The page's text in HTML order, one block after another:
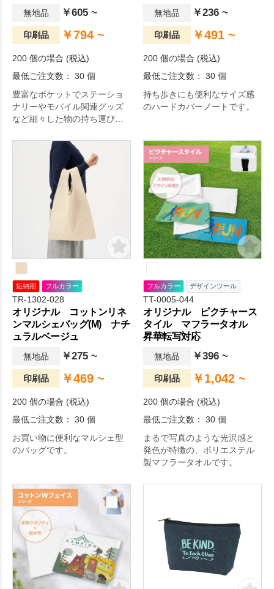
無地品 ￥605 ~
印刷品 ￥794 ~
200 個の場合 (税込)
最低ご注文数： 30 個
豊富なポケットでステーショ
ナリーやモバイル関連グッズ
など細々した物の持ち運びに
です。
無地品 ￥236 ~
印刷品 ￥491 ~
200 個の場合 (税込)
最低ご注文数： 30 個
持ち歩きにも便利なサイズ感
のハードカバーノートです。
短納期 フルカラー
TR-1302-028
オリジナル コットンリネ
ンマルシェバッグ(M) ナチ
ュラルベージュ
無地品 ￥275 ~
印刷品 ￥469 ~
200 個の場合 (税込)
最低ご注文数： 30 個
お買い物に便利なマルシェ型
のバッグです。
フルカラー デザインツール
TT-0005-044
オリジナル ピクチャース
タイル マフラータオル
昇華転写対応
無地品 ￥396 ~
印刷品 ￥1,042 ~
200 個の場合 (税込)
最低ご注文数： 30 個
まるで写真のような光沢感と
発色が特徴の、ポリエステル
製マフラータオルです。